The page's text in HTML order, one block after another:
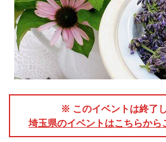
※ このイベントは終了し
埼玉県のイベントはこちらから